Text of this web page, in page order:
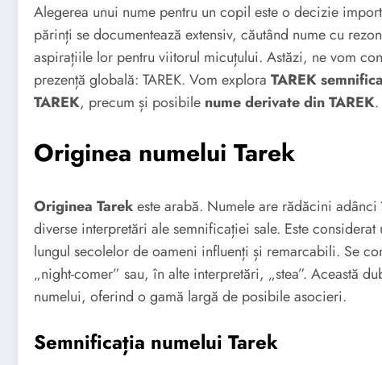
Alegerea unui nume pentru un copil este o decizie
părinți se documentează extensiv, căutând nume cu
aspirațiile lor pentru viitorul micuțului. Astăzi, ne vom
prezență globală: TAREK. Vom explora TAREK
TAREK, precum și posibile nume derivate din TAREK.
Originea numelui Tarek
Originea Tarekeste arabă. Numele are rădăcini
diverse interpretări ale semnificației sale. Este
lungul secolelor de oameni influenți și remarcabili. Se
„night-comer” sau, în alte interpretări, „stea”. Această
numelui, oferind o gamă largă de posibile asocieri.
Semnificația numelui Tarek